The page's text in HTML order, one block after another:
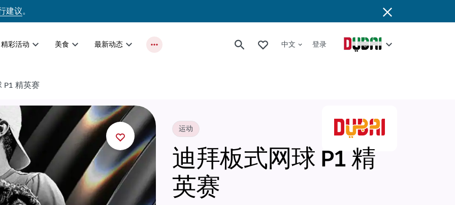
建议。
精彩活动 美食 最新动态 中文 登录
P1 精英赛
运动
迪拜板式网球 P1 精
英赛